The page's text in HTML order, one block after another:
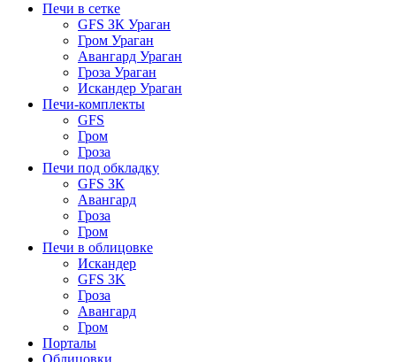
Печи в сетке
GFS ЗК Ураган
Гром Ураган
Авангард Ураган
Гроза Ураган
Искандер Ураган
Печи-комплекты
GFS
Гром
Гроза
Печи под обкладку
GFS ЗК
Авангард
Гроза
Гром
Печи в облицовке
Искандер
GFS 3K
Гроза
Авангард
Гром
Порталы